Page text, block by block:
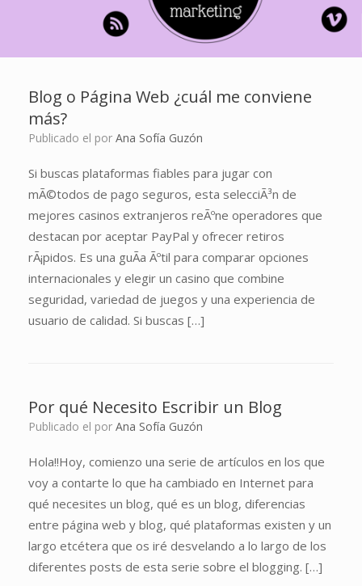
Blog o Página Web ¿cuál me conviene
más?
Publicado el por Ana Sofía Guzón
Si buscas plataformas fiables para jugar con
mÃ©todos de pago seguros, esta selecciÃ³n de
mejores casinos extranjeros reÃºne operadores que
destacan por aceptar PayPal y ofrecer retiros
rÃ¡pidos. Es una guÃ­a Ãºtil para comparar opciones
internacionales y elegir un casino que combine
seguridad, variedad de juegos y una experiencia de
usuario de calidad. Si buscas […]
Por qué Necesito Escribir un Blog
Publicado el por Ana Sofía Guzón
Hola!!Hoy, comienzo una serie de artículos en los que
voy a contarte lo que ha cambiado en Internet para
qué necesites un blog, qué es un blog, diferencias
entre página web y blog, qué plataformas existen y un
largo etcétera que os iré desvelando a lo largo de los
diferentes posts de esta serie sobre el blogging. […]